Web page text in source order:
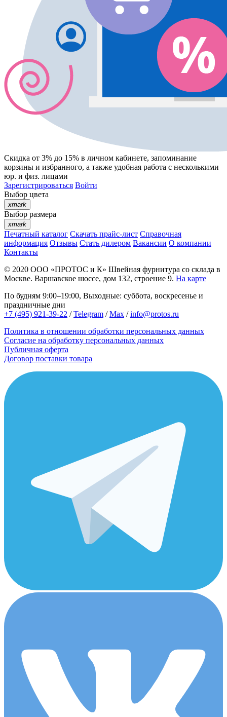
Скидка от 3% до 15% в личном кабинете, запоминание
корзины и избранного, а также удобная работа с несколькими
юр. и физ. лицами
Зарегистрироваться Войти
Выбор цвета
xmark
Выбор размера
xmark
Печатный каталог Скачать прайс-лист Справочная
информация Отзывы Стать дилером Вакансии О компании
Контакты
© 2020 ООО «ПРОТОС и К» Швейная фурнитура со склада в
Москве. Варшавское шоссе, дом 132, строение 9. На карте
По будням 9:00–19:00, Выходные: суббота, воскресенье и
праздничные дни
+7 (495) 921-39-22 /Telegram /Max /info@protos.ru
Политика в отношении обработки персональных данных
Согласие на обработку персональных данных
Публичная оферта
Договор поставки товара